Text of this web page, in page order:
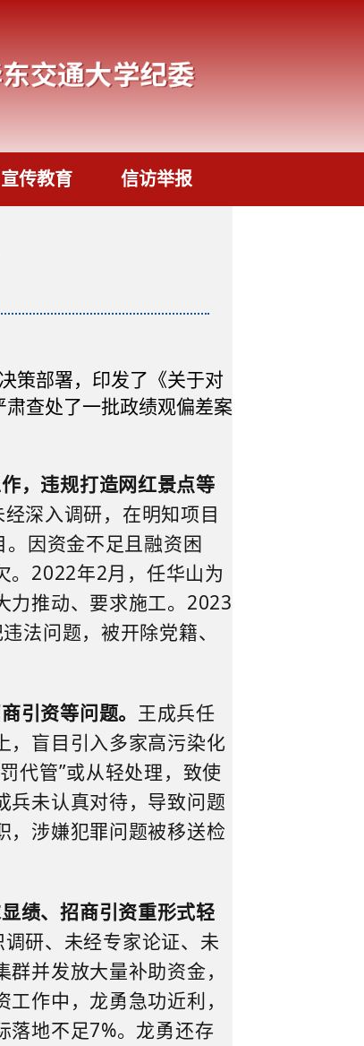
宣传教育 信访举报
策部署，印发了《关于对
查处了一批政绩观偏差案
，违规打造网红景点等
深入调研，在明知项目
因资金不足且融资困
2022年2月，任华山为
力推动、 要求施工。 2023
法问题，被开除党籍、
引资等问题。 王成兵任
，盲目引入多家高污染化
代管”或从轻处理，致使
兵未认真对待，导致问题
，涉嫌犯罪问题被移送检
绩、招商引资重形式轻
研、未经专家论证、未
群并发放大量补助资金，
作中，龙勇急功近利，
落地不足7%。龙勇还存